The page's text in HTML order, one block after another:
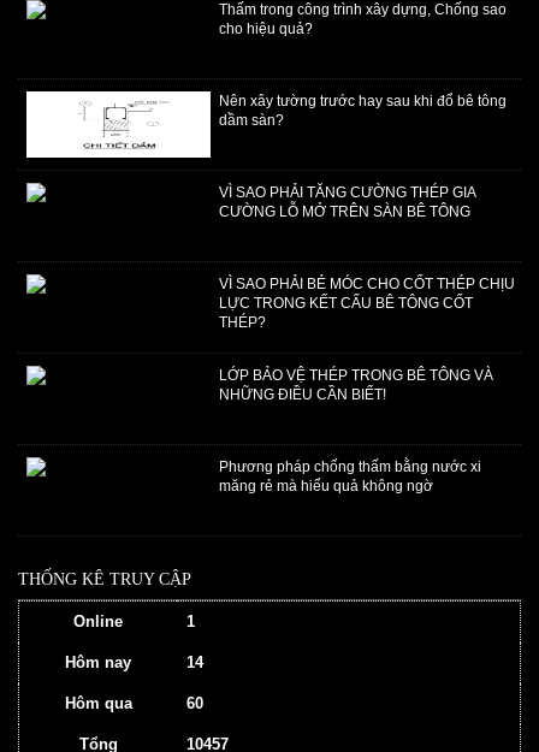
Thấm trong công trình xây dựng, Chống sao
cho hiệu quả?
Nên xây tường trước hay sau khi đổ bê tông
dầm sàn?
VÌ SAO PHẢI TĂNG CƯỜNG THÉP GIA
CƯỜNG LỖ MỞ TRÊN SÀN BÊ TÔNG
VÌ SAO PHẢI BẺ MÓC CHO CỐT THÉP CHỊU
LỰC TRONG KẾT CẤU BÊ TÔNG CỐT
THÉP?
LỚP BẢO VỆ THÉP TRONG BÊ TÔNG VÀ
NHỮNG ĐIỀU CẦN BIẾT!
Phương pháp chống thấm bằng nước xi
măng rẻ mà hiểu quả không ngờ
THỐNG KÊ TRUY CẬP
Online 1
Hôm nay 14
Hôm qua 60
Tổng 10457